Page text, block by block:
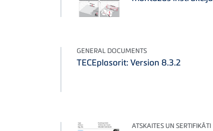
GENERAL DOCUMENTS
TECEplasorit: Version 8.3.2
ATSKAITES UN SERTIFIKĀTI